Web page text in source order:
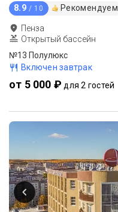
8.9 / 10 Рекомендуем
Пенза
Открытый бассейн
№13 Полулюкс
Включен завтрак
от 5 000 ₽ для 2 гостей